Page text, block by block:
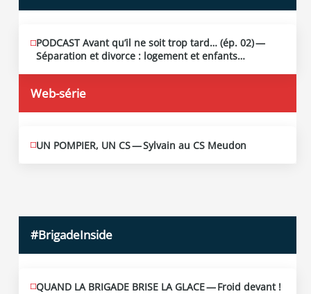
MAI
13
2026
PODCAST Avant qu’il ne soit trop tard… (ép. 02) —
Séparation et divorce : logement et enfants…
Web-série
MAI
10
UN POMPIER, UN CS — Sylvain au CS Meudon
#BrigadeInside
QUAND LA BRIGADE BRISE LA GLACE — Froid devant !